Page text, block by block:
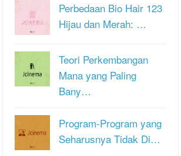
Perbedaan Bio Hair 123
Hijau dan Merah: …
Teori Perkembangan
Mana yang Paling
Bany…
Program-Program yang
Seharusnya Tidak Di…